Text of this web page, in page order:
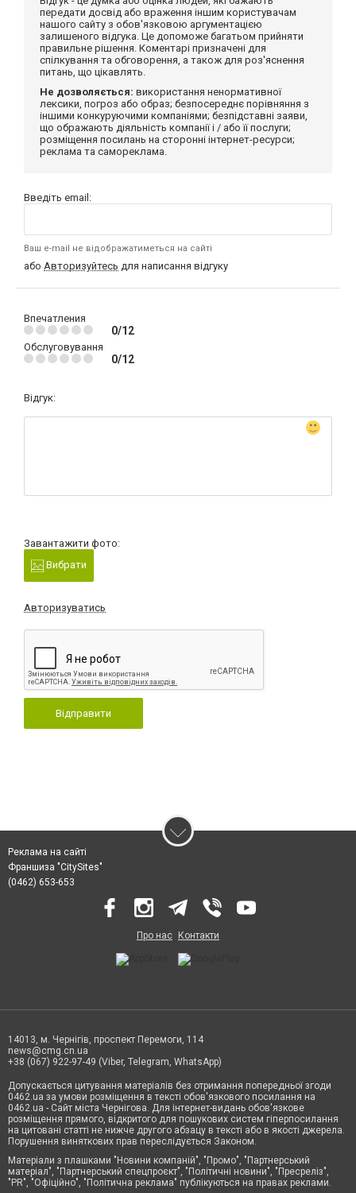
передати досвід або враження іншим користувачам
нашого сайту з обов'язковою аргументацією
залишеного відгука. Це допоможе багатьом прийняти
правильне рішення. Коментарі призначені для
спілкування та обговорення, а також для роз'яснення
питань, що цікавлять.
Не дозволяється: використання ненормативної
лексики, погроз або образ; безпосереднє порівняння з
іншими конкуруючими компаніями; безпідставні заяви,
що ображають діяльність компанії і / або її послуги;
розміщення посилань на сторонні інтернет-ресурси;
реклама та самореклама.
Введіть email:
Ваш e-mail не відображатиметься на сайті
або Авторизуйтесь для написання відгуку
Впечатления
0/12
Обслуговування
0/12
Відгук:
Завантажити фото:
Вибрати
Авторизуватись
Відправити
Реклама на сайті
Франшиза "CitySites"
(0462) 653-653
Про нас Контакти
14013, м. Чернігів, проспект Перемоги, 114
news@cmg.cn.ua
+38 (067) 922-97-49 (Viber, Telegram, WhatsApp)
Допускається цитування матеріалів без отримання попередньої згоди
0462.ua за умови розміщення в тексті обов'язкового посилання на
0462.ua - Сайт міста Чернігова. Для інтернет-видань обов'язкове
розміщення прямого, відкритого для пошукових систем гіперпосилання
на цитовані статті не нижче другого абзацу в тексті або в якості джерела.
Порушення виняткових прав переслідується Законом.
Матеріали з плашками "Новини компаній", "Промо", "Партнерський
матеріал", "Партнерський спецпроєкт", "Політичні новини", "Пресреліз",
"PR", "Офіційно", "Політична реклама" публікуються на правах реклами.